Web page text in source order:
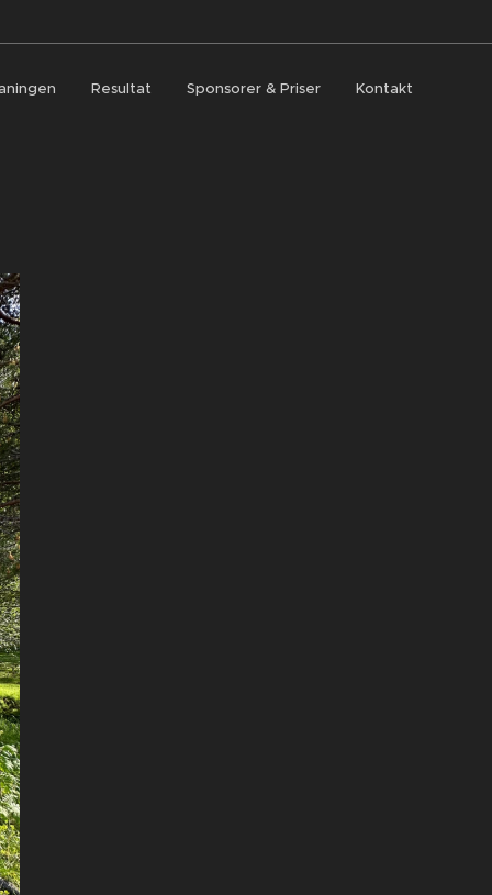
Resultat Sponsorer & Priser Kontakt